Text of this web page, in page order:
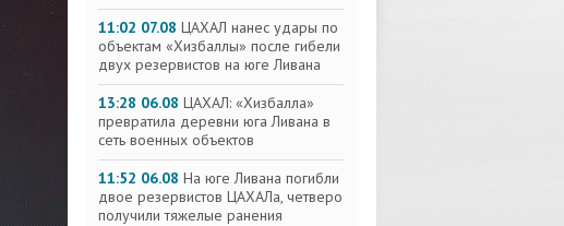
11:02 07.08 ЦАХАЛ нанес удары по
объектам «Хизбаллы» после гибели
двух резервистов на юге Ливана
13:28 06.08 ЦАХАЛ: «Хизбалла»
превратила деревни юга Ливана в
сеть военных объектов
11:52 06.08 На юге Ливана погибли
двое резервистов ЦАХАЛа, четверо
получили тяжелые ранения